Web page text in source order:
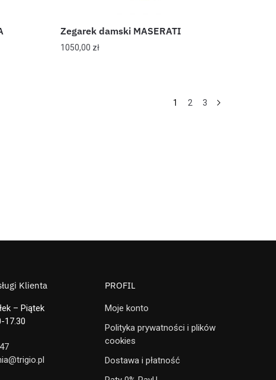
Zegarek damski MASERATI
1050,00 zł
1 2 3
Klienta
– Piątek
17.30
PROFIL
Moje konto
Polityka prywatności i plików
cookies
Dostawa i płatność